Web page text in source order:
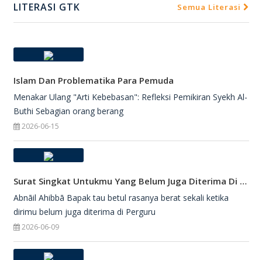
LITERASI GTK Semua Literasi
Islam Dan Problematika Para Pemuda
Menakar Ulang "Arti Kebebasan": Refleksi Pemikiran Syekh Al-
Buthi Sebagian orang berang
2026-06-15
Surat Singkat Untukmu Yang Belum Juga Diterima Di Perguruan Tinggi
Abnāil Ahibbā Bapak tau betul rasanya berat sekali ketika
dirimu belum juga diterima di Perguru
2026-06-09